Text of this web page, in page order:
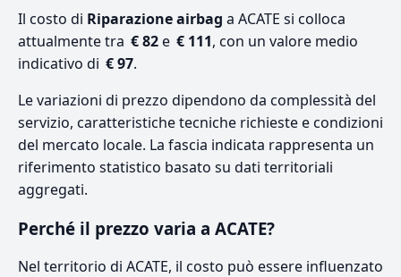
Il costo di Riparazione airbag a ACATE si colloca
attualmente tra € 82e € 111, con un valore medio
indicativo di € 97.
Le variazioni di prezzo dipendono da complessità del
servizio, caratteristiche tecniche richieste e condizioni
del mercato locale. La fascia indicata rappresenta un
riferimento statistico basato su dati territoriali
aggregati.
Perché il prezzo varia a ACATE?
Nel territorio di ACATE, il costo può essere influenzato